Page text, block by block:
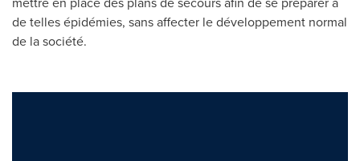
de telles épidémies, sans affecter le développement normal
de la société.